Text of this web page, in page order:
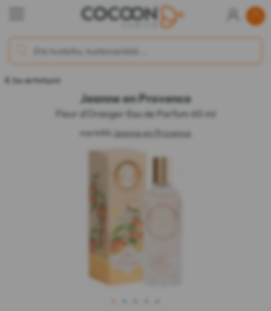
Eau de Parfyymit
Jeanne en Provence
Fleur d'Oranger Eau de Parfum 60 ml
merkiltä Jeanne en Provence
1